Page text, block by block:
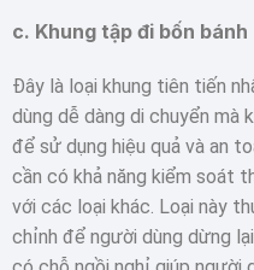
c. Khung tập đi bốn bánh
Đây là loại khung tiên tiến
dùng dễ dàng di chuyển mà
để sử dụng hiệu quả và an
cần có khả năng kiểm soát
với các loại khác. Loại này
chỉnh để người dùng dừng